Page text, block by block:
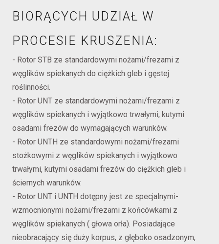
BIORĄCYCH UDZIAŁ W
PROCESIE KRUSZENIA:
- Rotor STB ze standardowymi nożami/frezami z
węglików spiekanych do ciężkich gleb i gęstej
roślinności.
- Rotor UNT ze standardowymi nożami/frezami z
węglików spiekanych i wyjątkowo trwałymi, kutymi
osadami frezów do wymagających warunków.
- Rotor UNTH ze standardowymi nożami/frezami
stożkowymi z węglików spiekanych i wyjątkowo
trwałymi, kutymi osadami frezów do ciężkich gleb i
ściernych warunków.
- Rotor UNT i UNTH dotępny jest ze specjalnymi-
wzmocnionymi nożami/frezami z końcówkami z
węglików spiekanych ( głowa orła). Posiadające
nieobracający się duży korpus, z głęboko osadzonym,